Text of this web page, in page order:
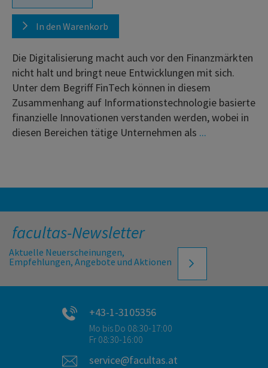
In den Warenkorb
Die Digitalisierung macht auch vor den Finanzmärkten
nicht halt und bringt neue Entwicklungen mit sich.
Unter dem Begriff FinTech können in diesem
Zusammenhang auf Informationstechnologie basierte
finanzielle Innovationen verstanden werden, wobei in
diesen Bereichen tätige Unternehmen als ...
facultas-Newsletter
Aktuelle Neuerscheinungen,
Empfehlungen, Angebote und Aktionen
+43-1-3105356
Mo bis Do 08:30-17:00
Fr 08:30-16:00
service@facultas.at